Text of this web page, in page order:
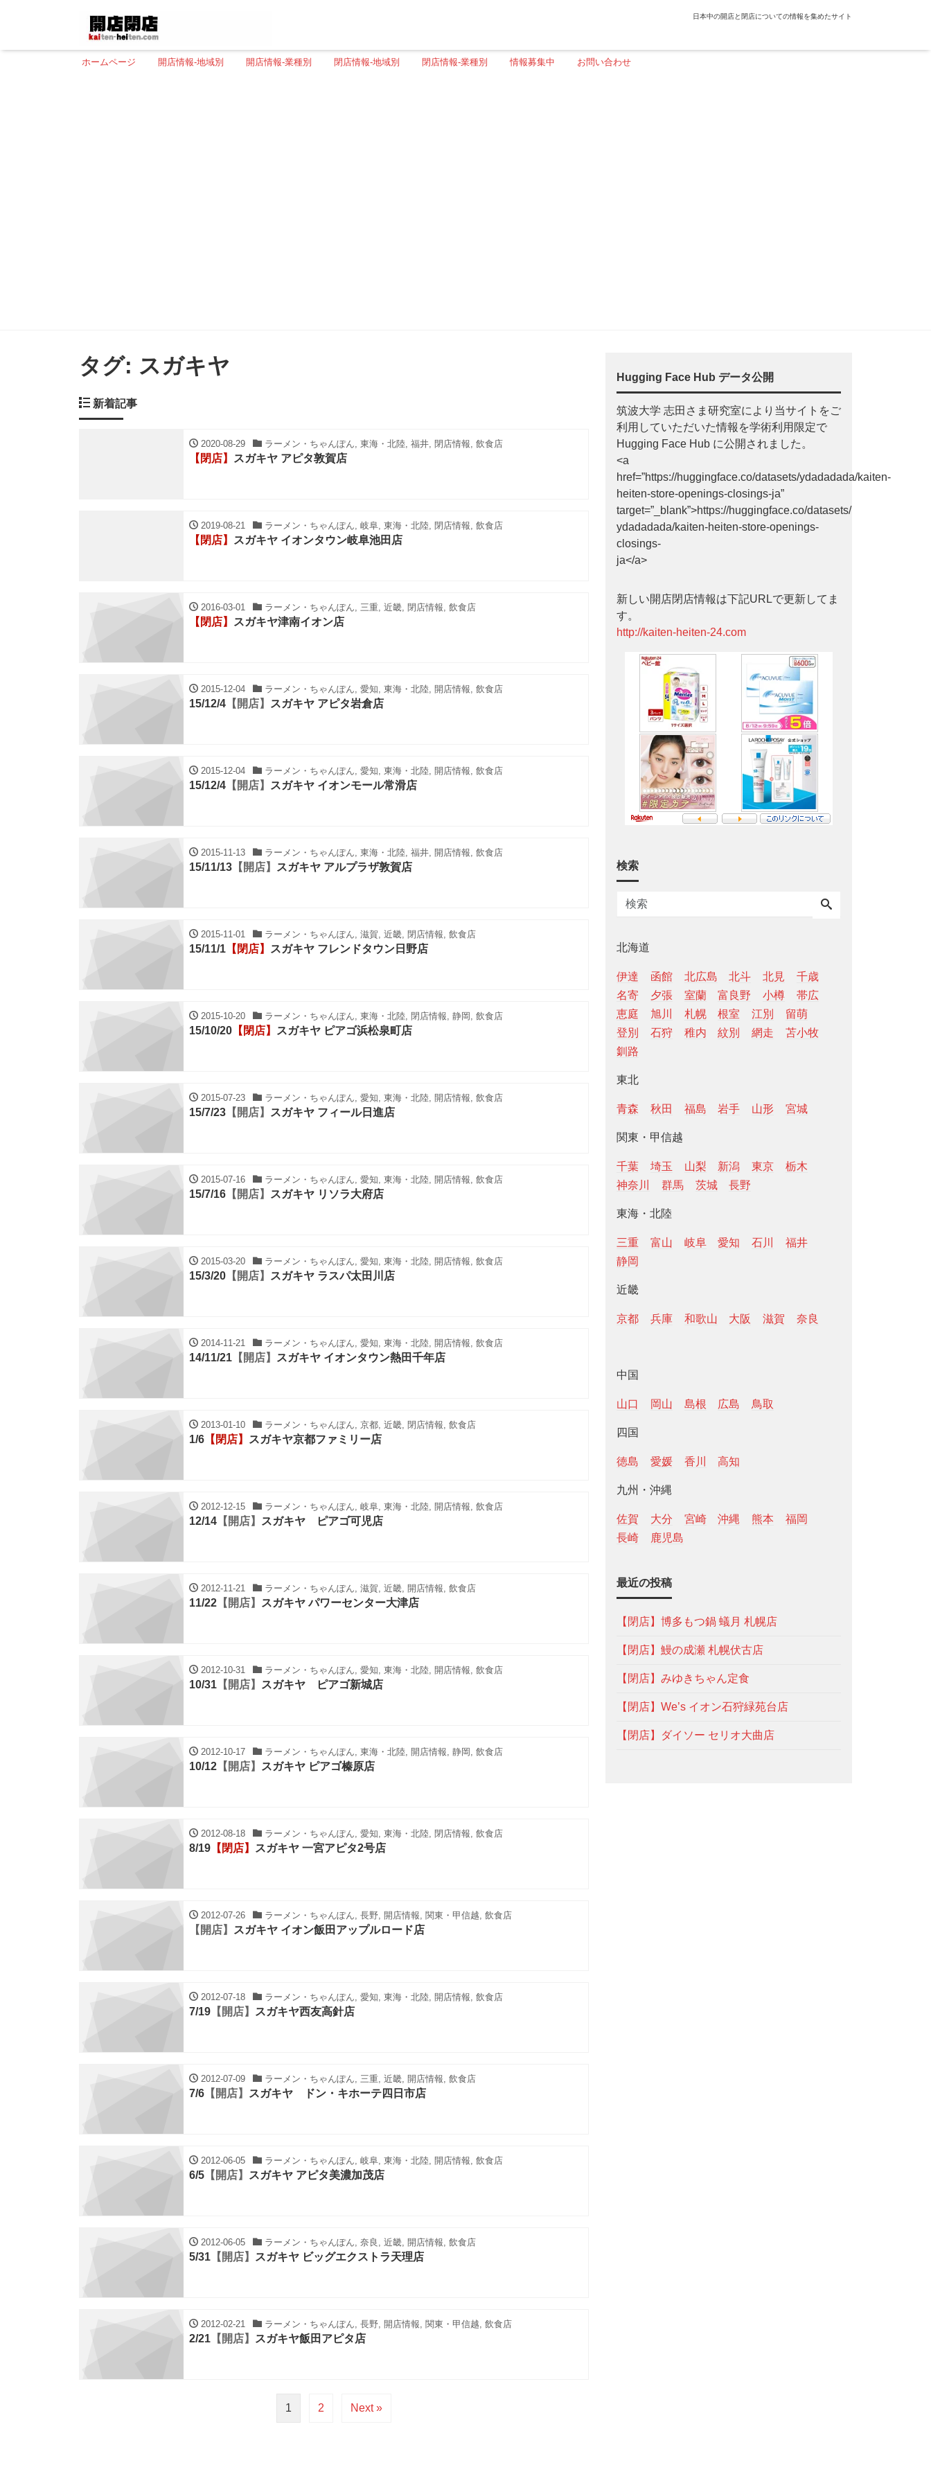
日本中の開店と閉店についての情報を集めたサイト
ホームページ 開店情報-地域別 開店情報-業種別 閉店情報-地域別 閉店情報-業種別 情報募集中 お問い合わせ
タグ: スガキヤ
新着記事
2020-08-29 ラーメン・ちゃんぽん, 東海・北陸, 福井, 閉店情報, 飲食店
【閉店】 スガキヤ アピタ敦賀店
2019-08-21 ラーメン・ちゃんぽん, 岐阜, 東海・北陸, 閉店情報, 飲食店
【閉店】 スガキヤ イオンタウン岐阜池田店
2016-03-01 ラーメン・ちゃんぽん, 三重, 近畿, 閉店情報, 飲食店
【閉店】 スガキヤ津南イオン店
2015-12-04 ラーメン・ちゃんぽん, 愛知, 東海・北陸, 開店情報, 飲食店
15/12/4 【開店】 スガキヤ アピタ岩倉店
2015-12-04 ラーメン・ちゃんぽん, 愛知, 東海・北陸, 開店情報, 飲食店
15/12/4 【開店】 スガキヤ イオンモール常滑店
2015-11-13 ラーメン・ちゃんぽん, 東海・北陸, 福井, 開店情報, 飲食店
15/11/13 【開店】 スガキヤ アルプラザ敦賀店
2015-11-01 ラーメン・ちゃんぽん, 滋賀, 近畿, 閉店情報, 飲食店
15/11/1 【閉店】 スガキヤ フレンドタウン日野店
2015-10-20 ラーメン・ちゃんぽん, 東海・北陸, 閉店情報, 静岡, 飲食店
15/10/20 【閉店】 スガキヤ ピアゴ浜松泉町店
2015-07-23 ラーメン・ちゃんぽん, 愛知, 東海・北陸, 開店情報, 飲食店
15/7/23 【開店】 スガキヤ フィール日進店
2015-07-16 ラーメン・ちゃんぽん, 愛知, 東海・北陸, 開店情報, 飲食店
15/7/16 【開店】 スガキヤ リソラ大府店
2015-03-20 ラーメン・ちゃんぽん, 愛知, 東海・北陸, 開店情報, 飲食店
15/3/20 【開店】 スガキヤ ラスパ太田川店
2014-11-21 ラーメン・ちゃんぽん, 愛知, 東海・北陸, 開店情報, 飲食店
14/11/21 【開店】 スガキヤ イオンタウン熱田千年店
2013-01-10 ラーメン・ちゃんぽん, 京都, 近畿, 閉店情報, 飲食店
1/6 【閉店】 スガキヤ京都ファミリー店
2012-12-15 ラーメン・ちゃんぽん, 岐阜, 東海・北陸, 開店情報, 飲食店
12/14 【開店】 スガキヤ ピアゴ可児店
2012-11-21 ラーメン・ちゃんぽん, 滋賀, 近畿, 開店情報, 飲食店
11/22 【開店】 スガキヤ パワーセンター大津店
2012-10-31 ラーメン・ちゃんぽん, 愛知, 東海・北陸, 開店情報, 飲食店
10/31 【開店】 スガキヤ ピアゴ新城店
2012-10-17 ラーメン・ちゃんぽん, 東海・北陸, 開店情報, 静岡, 飲食店
10/12 【開店】 スガキヤ ピアゴ榛原店
2012-08-18 ラーメン・ちゃんぽん, 愛知, 東海・北陸, 閉店情報, 飲食店
8/19 【閉店】 スガキヤ 一宮アピタ2号店
2012-07-26 ラーメン・ちゃんぽん, 長野, 開店情報, 関東・甲信越, 飲食店
【開店】 スガキヤ イオン飯田アップルロード店
2012-07-18 ラーメン・ちゃんぽん, 愛知, 東海・北陸, 開店情報, 飲食店
7/19 【開店】 スガキヤ西友高針店
2012-07-09 ラーメン・ちゃんぽん, 三重, 近畿, 開店情報, 飲食店
7/6 【開店】 スガキヤ ドン・キホーテ四日市店
2012-06-05 ラーメン・ちゃんぽん, 岐阜, 東海・北陸, 開店情報, 飲食店
6/5 【開店】 スガキヤ アピタ美濃加茂店
2012-06-05 ラーメン・ちゃんぽん, 奈良, 近畿, 開店情報, 飲食店
5/31 【開店】 スガキヤ ビッグエクストラ天理店
2012-02-21 ラーメン・ちゃんぽん, 長野, 開店情報, 関東・甲信越, 飲食店
2/21 【開店】 スガキヤ飯田アピタ店
1 2 Next »
Hugging Face Hub データ公開
筑波大学 志田さま研究室により当サイトをご
利用していただいた情報を学術利用限定で
Hugging Face Hub に公開されました。
<a
href=”https://huggingface.co/datasets/ydadadada/kaiten-
heiten-store-openings-closings-ja”
target=”_blank”>https://huggingface.co/datasets/
ydadadada/kaiten-heiten-store-openings-
closings-
ja</a>
新しい開店閉店情報は下記URLで更新してま
す。
http://kaiten-heiten-24.com
検索
北海道
伊達 函館 北広島 北斗 北見
千歳
名寄
夕張 室蘭 富良野 小樽
帯広
恵庭
旭川 札幌 根室 江別
留萌
登別
石狩 稚内 紋別 網走
苫小牧
釧路
東北
青森 秋田 福島 岩手 山形 宮城
関東・甲信越
千葉 埼玉 山梨 新潟 東京
栃木
神奈川
群馬 茨城 長野
東海・北陸
三重 富山 岐阜 愛知 石川
福井
静岡
近畿
京都 兵庫 和歌山 大阪 滋賀 奈良
中国
山口 岡山 島根 広島 鳥取
四国
徳島 愛媛 香川 高知
九州・沖縄
佐賀 大分 宮崎 沖縄 熊本
福岡
長崎
鹿児島
最近の投稿
【閉店】博多もつ鍋 蟻月 札幌店
【閉店】鰻の成瀬 札幌伏古店
【閉店】みゆきちゃん定食
【閉店】We’s イオン石狩緑苑台店
【閉店】ダイソー セリオ大曲店